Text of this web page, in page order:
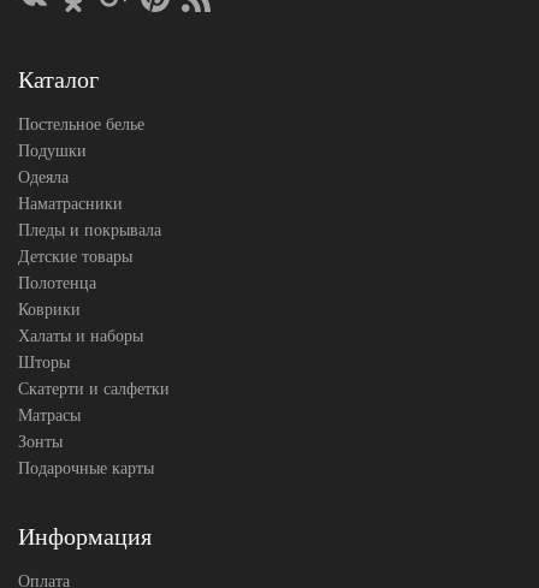
Каталог
Постельное белье
Подушки
Одеяла
Наматрасники
Пледы и покрывала
Детские товары
Полотенца
Коврики
Халаты и наборы
Шторы
Скатерти и салфетки
Матрасы
Зонты
Подарочные карты
Информация
Оплата